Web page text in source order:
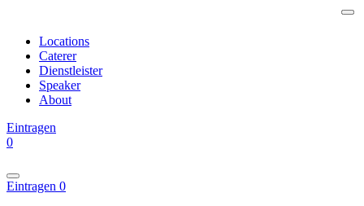
Locations
Caterer
Dienstleister
Speaker
About
Eintragen
0
Eintragen 0